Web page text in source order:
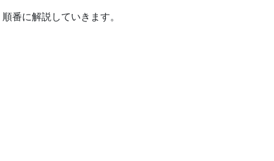
順番に解説していきます。